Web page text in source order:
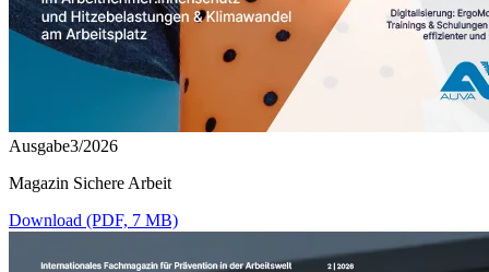
Ausgabe3/2026
Magazin Sichere Arbeit
Download (PDF, 7 MB)